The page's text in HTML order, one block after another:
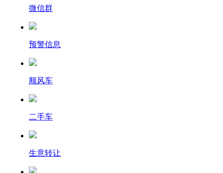
微信群
预警信息
顺风车
二手车
生意转让